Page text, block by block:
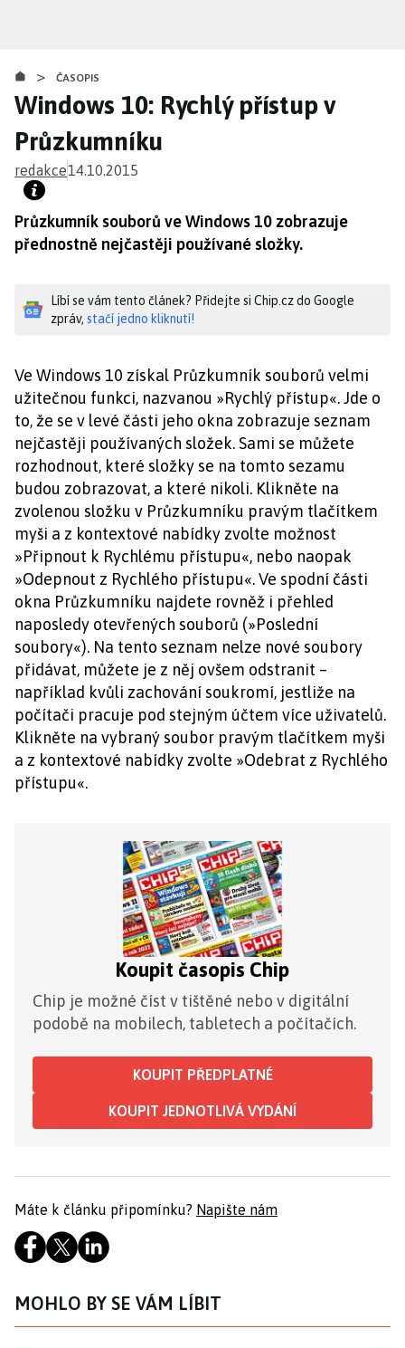
obsahu
> ČASOPIS
Windows 10: Rychlý přístup v
Průzkumníku
redakce14.10.2015
Průzkumník souborů ve Windows 10 zobrazuje
přednostně nejčastěji používané složky.
Líbí se vám tento článek? Přidejte si Chip.cz do Google
zpráv, stačí jedno kliknutí!
Ve Windows 10 získal Průzkumník souborů velmi
užitečnou funkci, nazvanou »Rychlý přístup«. Jde o
to, že se v levé části jeho okna zobrazuje seznam
nejčastěji používaných složek. Sami se můžete
rozhodnout, které složky se na tomto sezamu
budou zobrazovat, a které nikoli. Klikněte na
zvolenou složku v Průzkumníku pravým tlačítkem
myši a z kontextové nabídky zvolte možnost
»Připnout k Rychlému přístupu«, nebo naopak
»Odepnout z Rychlého přístupu«. Ve spodní části
okna Průzkumníku najdete rovněž i přehled
naposledy otevřených souborů (»Poslední
soubory«). Na tento seznam nelze nové soubory
přidávat, můžete je z něj ovšem odstranit –
například kvůli zachování soukromí, jestliže na
počítači pracuje pod stejným účtem více uživatelů.
Klikněte na vybraný soubor pravým tlačítkem myši
a z kontextové nabídky zvolte »Odebrat z Rychlého
přístupu«.
Koupit časopis Chip
Chip je možné číst v tištěné nebo v digitální
podobě na mobilech, tabletech a počítačích.
KOUPIT PŘEDPLATNÉ
KOUPIT JEDNOTLIVÁ VYDÁNÍ
Máte k článku připomínku? Napište nám
MOHLO BY SE VÁM LÍBIT